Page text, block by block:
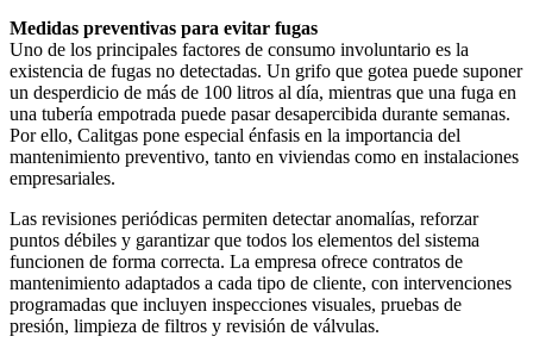
Medidas preventivas para evitar fugas
Uno de los principales factores de consumo involuntario es la
existencia de fugas no detectadas. Un grifo que gotea puede suponer
un desperdicio de más de 100 litros al día, mientras que una fuga en
una tubería empotrada puede pasar desapercibida durante semanas.
Por ello, Calitgas pone especial énfasis en la importancia del
mantenimiento preventivo, tanto en viviendas como en instalaciones
empresariales.
Las revisiones periódicas permiten detectar anomalías, reforzar
puntos débiles y garantizar que todos los elementos del sistema
funcionen de forma correcta. La empresa ofrece contratos de
mantenimiento adaptados a cada tipo de cliente, con intervenciones
programadas que incluyen inspecciones visuales, pruebas de
presión, limpieza de filtros y revisión de válvulas.